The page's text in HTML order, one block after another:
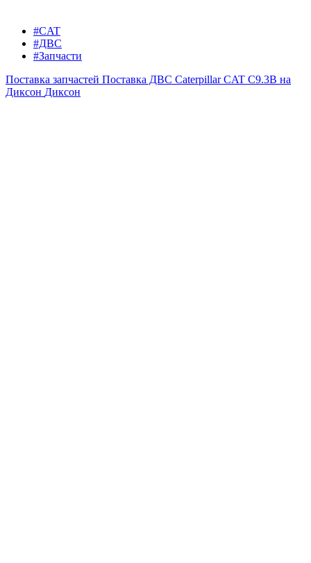
#CAT
#ДВС
#Запчасти
Поставка запчастей Поставка ДВС Caterpillar CAT C9.3B на
Диксон Диксон